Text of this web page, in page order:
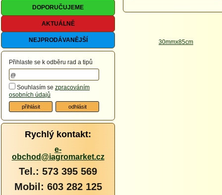
DOPORUČUJEME
AKTUÁLNĚ
NEJPRODÁVANĚJŠÍ
Přihlaste se k odběru rad a tipů
Souhlasím se zpracováním
osobních údajů
Rychlý kontakt:
e-
obchod@iagromarket.cz
Tel.: 573 395 569
Mobil: 603 282 125